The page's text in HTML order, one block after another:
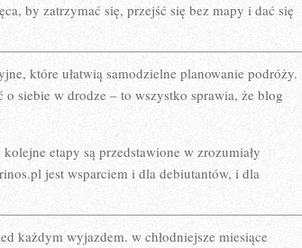
by zatrzymać się, przejść się bez mapy i dać się
które ułatwią samodzielne planowanie podróży.
siebie w drodze – to wszystko sprawia, że blog
etapy są przedstawione w zrozumiały
jest wsparciem i dla debiutantów, i dla
każdym wyjazdem. w chłodniejsze miesiące